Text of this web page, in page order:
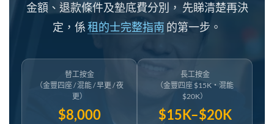
金額、退款條件及墊底費分別， 先睇清楚再決
定，係租的士完整指南 的第一步。
替工按金
（金豐四座 / 混能 / 早更 / 夜
更）
$8,000
長工按金
（金豐四座 $15K・混能
$20K）
$15K–$20K